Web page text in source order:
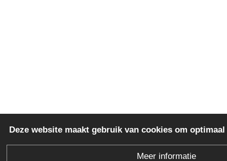
Deze website maakt gebruik van cookies om
Meer informatie